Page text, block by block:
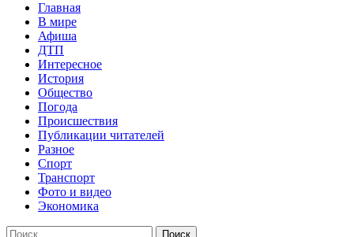
Главная
В мире
Афиша
ДТП
Интересное
История
Общество
Погода
Происшествия
Публикации читателей
Разное
Спорт
Транспорт
Фото и видео
Экономика